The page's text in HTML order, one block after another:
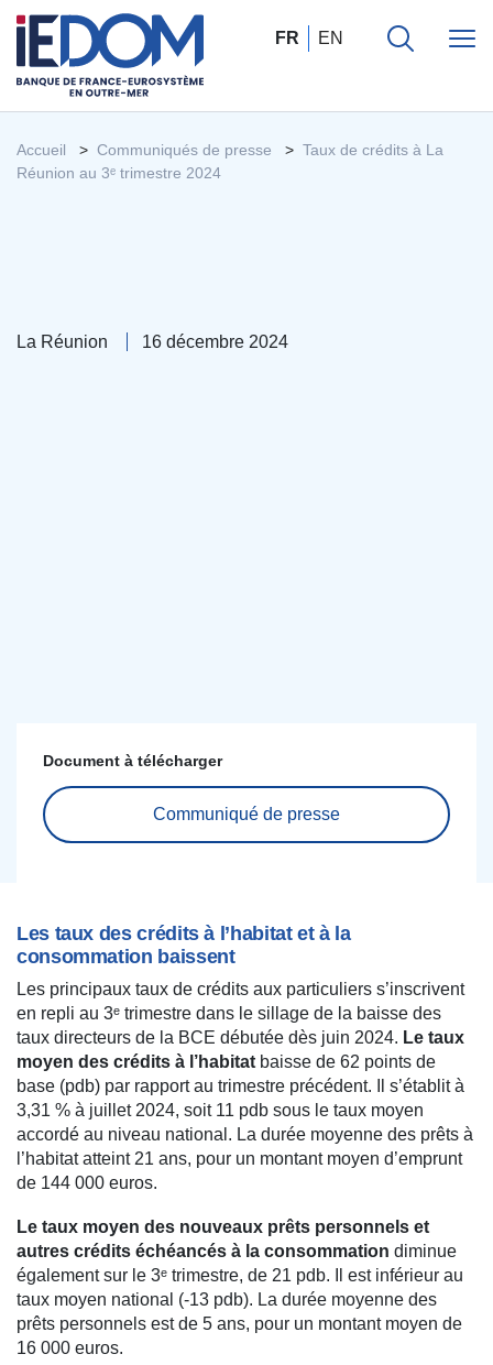
FR EN
Accueil Communiqués de presse
Taux de crédits à La
Réunion au 3ᵉ trimestre 2024
La Réunion 16 décembre 2024
Document à télécharger
Communiqué de presse
Les taux des crédits à l’habitat et à la
consommation baissent
Les principaux taux de crédits aux particuliers s’inscrivent
en repli au 3ᵉ trimestre dans le sillage de la baisse des
taux directeurs de la BCE débutée dès juin 2024. Le taux
moyen des crédits à l’habitat baisse de 62 points de
base (pdb) par rapport au trimestre précédent. Il s’établit à
3,31 % à juillet 2024, soit 11 pdb sous le taux moyen
accordé au niveau national. La durée moyenne des prêts à
l’habitat atteint 21 ans, pour un montant moyen d’emprunt
de 144 000 euros.
Le taux moyen des nouveaux prêts personnels et
autres crédits échéancés à la consommation diminue
également sur le 3ᵉ trimestre, de 21 pdb. Il est inférieur au
taux moyen national (-13 pdb). La durée moyenne des
prêts personnels est de 5 ans, pour un montant moyen de
16 000 euros.